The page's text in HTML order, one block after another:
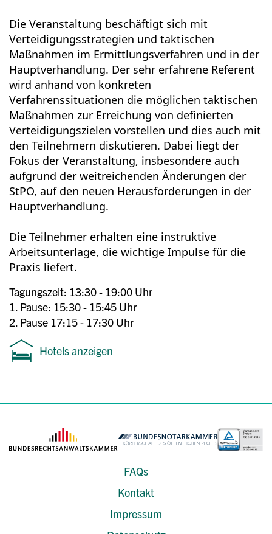
Die Veranstaltung beschäftigt sich mit
Verteidigungsstrategien und taktischen
Maßnahmen im Ermittlungsverfahren und in der
Hauptverhandlung. Der sehr erfahrene Referent
wird anhand von konkreten
Verfahrenssituationen die möglichen taktischen
Maßnahmen zur Erreichung von definierten
Verteidigungszielen vorstellen und dies auch mit
den Teilnehmern diskutieren. Dabei liegt der
Fokus der Veranstaltung, insbesondere auch
aufgrund der weitreichenden Änderungen der
StPO, auf den neuen Herausforderungen in der
Hauptverhandlung.
Die Teilnehmer erhalten eine instruktive
Arbeitsunterlage, die wichtige Impulse für die
Praxis liefert.
Tagungszeit: 13:30 - 19:00 Uhr
1. Pause: 15:30 - 15:45 Uhr
2. Pause 17:15 - 17:30 Uhr
Hotels anzeigen
FAQs
Kontakt
Impressum